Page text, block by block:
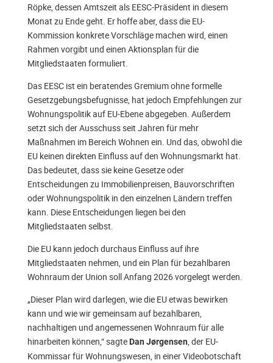
Röpke, dessen Amtszeit als EESC-Präsident in diesem
Monat zu Ende geht. Er hoffe aber, dass die EU-
Kommission konkrete Vorschläge machen wird, einen
Rahmen vorgibt und einen Aktionsplan für die
Mitgliedstaaten formuliert.
Das EESC ist ein beratendes Gremium ohne formelle
Gesetzgebungsbefugnisse, hat jedoch Empfehlungen zur
Wohnungspolitik auf EU-Ebene abgegeben. Außerdem
setzt sich der Ausschuss seit Jahren für mehr
Maßnahmen im Bereich Wohnen ein. Und das, obwohl die
EU keinen direkten Einfluss auf den Wohnungsmarkt hat.
Das bedeutet, dass sie keine Gesetze oder
Entscheidungen zu Immobilienpreisen, Bauvorschriften
oder Wohnungspolitik in den einzelnen Ländern treffen
kann. Diese Entscheidungen liegen bei den
Mitgliedstaaten selbst.
Die EU kann jedoch durchaus Einfluss auf ihre
Mitgliedstaaten nehmen, und ein Plan für bezahlbaren
Wohnraum der Union soll Anfang 2026 vorgelegt werden.
„Dieser Plan wird darlegen, wie die EU etwas bewirken
kann und wie wir gemeinsam auf bezahlbaren,
nachhaltigen und angemessenen Wohnraum für alle
hinarbeiten können,“ sagte Dan Jørgensen , der EU-
Kommissar für Wohnungswesen, in einer Videobotschaft